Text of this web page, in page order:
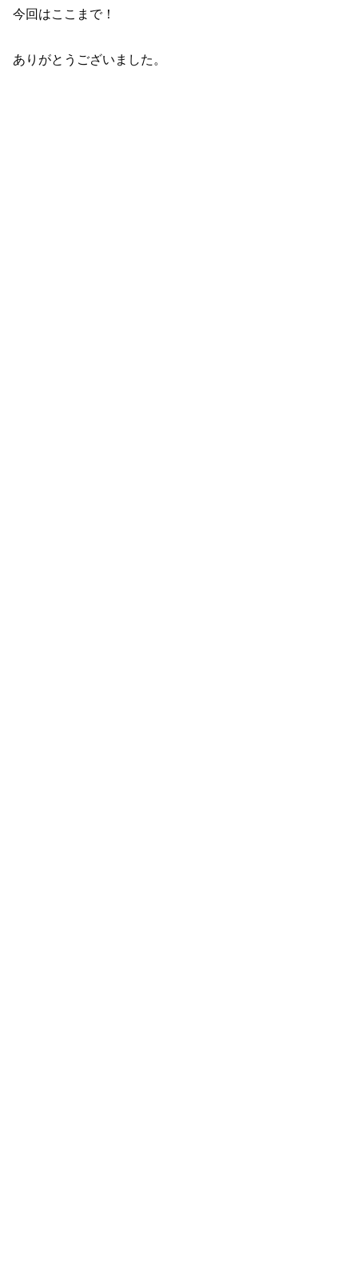
今回はここまで！
ありがとうございました。